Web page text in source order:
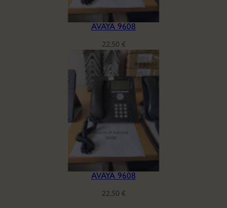
AVAYA 9608
22,50 €
AVAYA 9608
22,50 €